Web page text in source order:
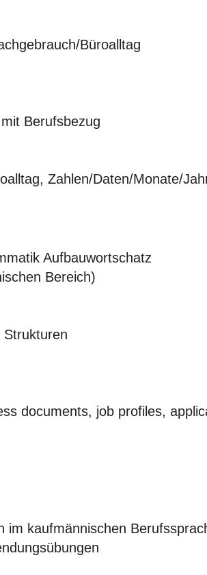
Büroalltag
Berufsbezug
Zahlen/Daten/Monate/
Aufbauwortschatz
Bereich)
Strukturen
documents, job profiles,
im kaufmännischen